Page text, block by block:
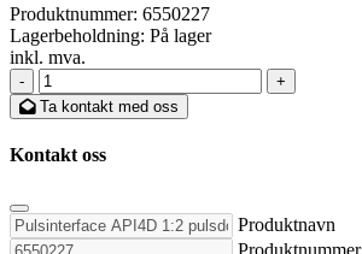
Produktnummer: 6550227
Lagerbeholdning: På lager
inkl. mva.
-
+
Ta kontakt med oss
Kontakt oss
Produktnavn